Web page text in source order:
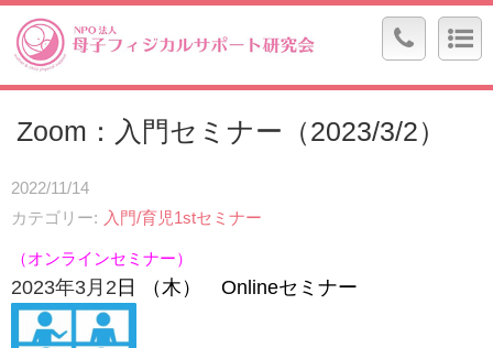
Zoom：入門セミナー（2023/3/2）
2022/11/14
カテゴリー
入門/育児1stセミナー
（オンラインセミナー）
2023年3月2 日 （木） Onlineセミナー